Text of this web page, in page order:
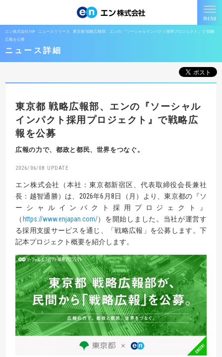
エン株式会社TOP ニュースリリース
東京都 戦略広報部、エンの 『ソーシャルインパクト採用プロジェクト』で 戦略
広報を公募
ニュース詳細
東京都 戦略広報部、エンの『ソーシャル
インパクト採用プロジェクト』で戦略広
報を公募
広報の力で、都政と都民、世界をつなぐ。
2026/06/08
エン株式会社（本社：東京都新宿区、代表取締役会長兼社
長：越智通勝）は、2026年6月8日（月）より、東京都の『ソ
ーシャルインパクト採用プロジェクト』
（https://www.enjapan.com/）を開始しました。当社が運営す
る採用支援サービスを通じ、「戦略広報」を公募します。下
記本プロジェクト概要を紹介します。